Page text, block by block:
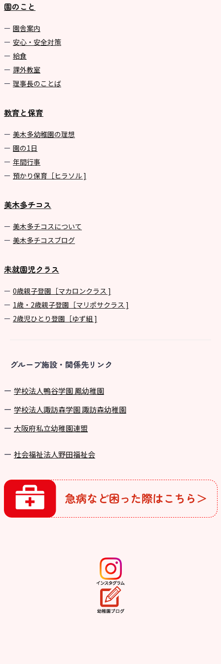
園のこと
園舎案内
安心・安全対策
給食
課外教室
理事長のことば
教育と保育
美⽊多幼稚園の理想
園の1⽇
年間⾏事
預かり保育［ヒラソル ]
美木多チコス
美⽊多チコスについて
美⽊多チコスブログ
未就園児クラス
0歳親子登園［マカロンクラス ]
1歳・2歳親子登園［マリポサクラス ]
2歳児ひとり登園［ゆず組 ]
グループ施設・関係先リンク
学校法⼈鴨⾕学園 鳳幼稚園
学校法⼈諏訪森学園 諏訪森幼稚園
⼤阪府私⽴幼稚園連盟
社会福祉法人野田福祉会